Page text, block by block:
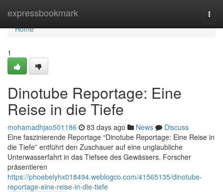
expressbookmark
Home
Home
1
Dinotube Reportage: Eine
Reise in die Tiefe
mohamadhjao501186 83 days ago News
Discuss
Eine faszinierende Reportage “Dinotube Reportage: Eine Reise in
die Tiefe” entführt den Zuschauer auf eine unglaubliche
Unterwasserfahrt in das Tiefsee des Gewässers. Forscher
präsentieren
https://phoebelyhx018494.weblogco.com/41565135/dinotube-
reportage-eine-reise-in-die-tiefe